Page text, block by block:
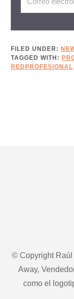
FILED UNDER:
TAGGED WITH:
REDPROFESIONAL
© Copyright Raúl
Away,
como el